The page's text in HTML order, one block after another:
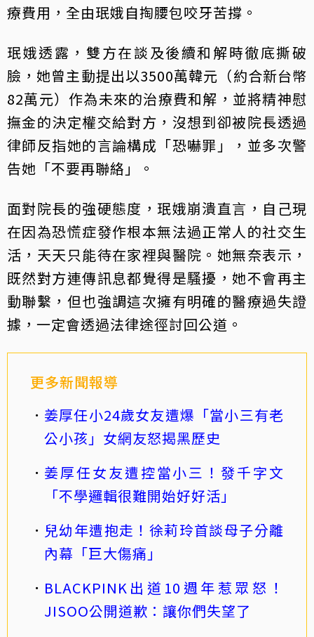
療費用，全由珉娥自掏腰包咬牙苦撐。
珉娥透露，雙方在談及後續和解時徹底撕破
臉，她曾主動提出以3500萬韓元（約合新台幣
82萬元）作為未來的治療費和解，並將精神慰
撫金的決定權交給對方，沒想到卻被院長透過
律師反指她的言論構成「恐嚇罪」，並多次警
告她「不要再聯絡」。
面對院長的強硬態度，珉娥崩潰直言，自己現
在因為恐慌症發作根本無法過正常人的社交生
活，天天只能待在家裡與醫院。她無奈表示，
既然對方連傳訊息都覺得是騷擾，她不會再主
動聯繫，但也強調這次擁有明確的醫療過失證
據，一定會透過法律途徑討回公道。
更多新聞報導
姜厚任小24歲女友遭爆「當小三有老
公小孩」女網友怒揭黑歷史
姜厚任女友遭控當小三！發千字文
「不學邏輯很難開始好好活」
兒幼年遭抱走！徐莉玲首談母子分離
內幕「巨大傷痛」
BLACKPINK出道10週年惹眾怒！
JISOO公開道歉：讓你們失望了